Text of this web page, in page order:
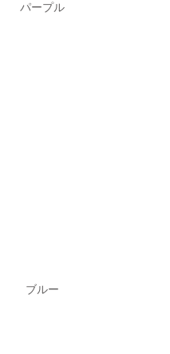
パープル
ブルー